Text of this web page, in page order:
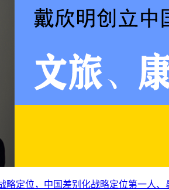
略定位，中国差别化战略定位第一人